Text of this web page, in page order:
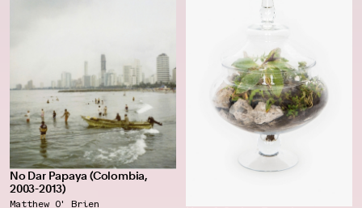
No Dar Papaya (Colombia,
2003-2013)
Matthew O' Brien